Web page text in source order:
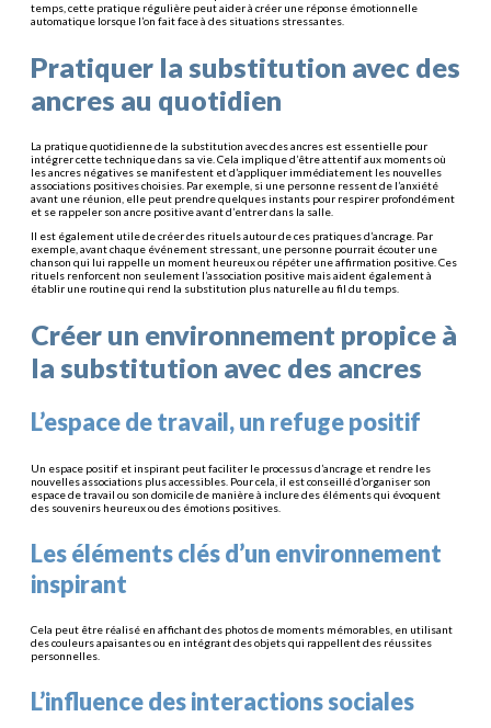
temps, cette pratique régulière peut aider à créer une réponse émotionnelle
automatique lorsque l’on fait face à des situations stressantes.
Pratiquer la substitution avec des
ancres au quotidien
La pratique quotidienne de la substitution avec des ancres est essentielle pour
intégrer cette technique dans sa vie. Cela implique d’être attentif aux moments où
les ancres négatives se manifestent et d’appliquer immédiatement les nouvelles
associations positives choisies. Par exemple, si une personne ressent de l’anxiété
avant une réunion, elle peut prendre quelques instants pour respirer profondément
et se rappeler son ancre positive avant d’entrer dans la salle.
Il est également utile de créer des rituels autour de ces pratiques d’ancrage. Par
exemple, avant chaque événement stressant, une personne pourrait écouter une
chanson qui lui rappelle un moment heureux ou répéter une affirmation positive. Ces
rituels renforcent non seulement l’association positive mais aident également à
établir une routine qui rend la substitution plus naturelle au fil du temps.
Créer un environnement propice à
la substitution avec des ancres
L’espace de travail, un refuge positif
Un espace positif et inspirant peut faciliter le processus d’ancrage et rendre les
nouvelles associations plus accessibles. Pour cela, il est conseillé d’organiser son
espace de travail ou son domicile de manière à inclure des éléments qui évoquent
des souvenirs heureux ou des émotions positives.
Les éléments clés d’un environnement
inspirant
Cela peut être réalisé en affichant des photos de moments mémorables, en utilisant
des couleurs apaisantes ou en intégrant des objets qui rappellent des réussites
personnelles.
L’influence des interactions sociales